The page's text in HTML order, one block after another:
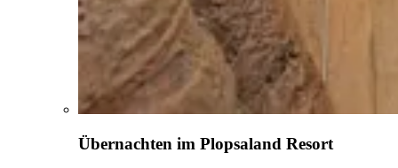
Übernachten im Plopsaland Resort